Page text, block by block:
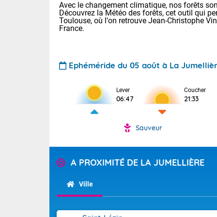
Pour la
Tendance
Avec le changement climatique, nos forêts
Découvrez la Météo des forêts, cet outil qui
Toulouse, où l'on retrouve Jean-Christophe
France.
Ephéméride du 05 août à La
Lever
06:47
Coucher
21:33
Sauveur
A PROXIMITÉ DE LA JUMELLIÈRE
Ville
Voici les
Lyon : 32
25 Nancy :
Risque
(84). Sur le
Sur les